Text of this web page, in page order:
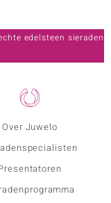
Over Juwelo
edelsteen sieraden